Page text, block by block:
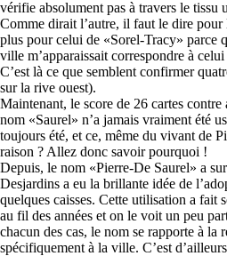
vérifie absolument pas à travers le tissu
Comme dirait l’autre, il faut le dire pour
plus pour celui de «Sorel-Tracy» parce
ville m’apparaissait correspondre à
C’est là ce que semblent confirmer
sur la rive ouest).
Maintenant, le score de 26 cartes
nom «Saurel» n’a jamais vraiment été
toujours été, et ce, même du vivant de
raison ? Allez donc savoir pourquoi !
Depuis, le nom «Pierre-De Saurel» a
Desjardins a eu la brillante idée de
quelques caisses. Cette utilisation a fait
au fil des années et on le voit un peu
chacun des cas, le nom se rapporte à la
spécifiquement à la ville. C’est